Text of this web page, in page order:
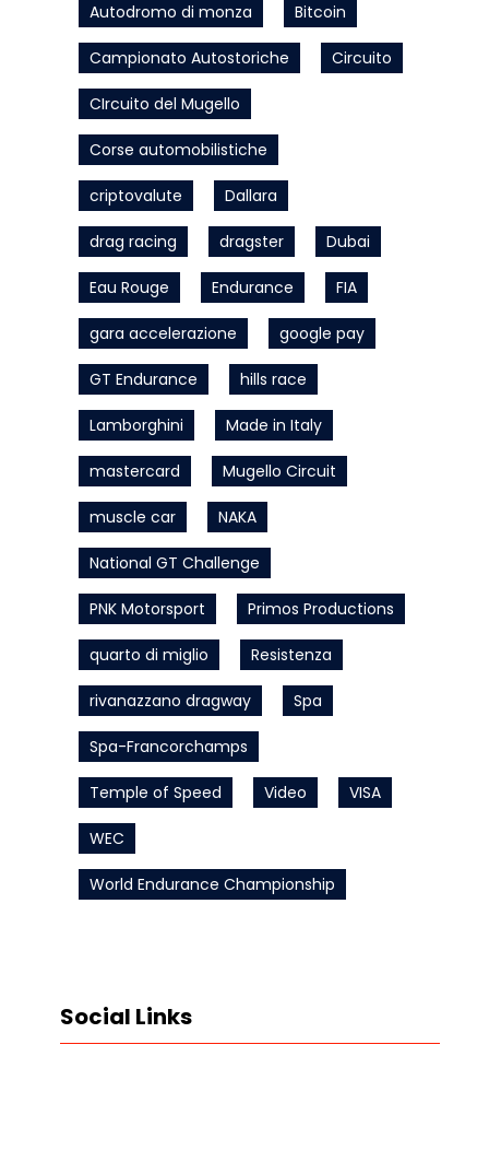
Autodromo di monza Bitcoin
Campionato Autostoriche Circuito
CIrcuito del Mugello
Corse automobilistiche
criptovalute Dallara
drag racing dragster Dubai
Eau Rouge Endurance FIA
gara accelerazione google pay
GT Endurance hills race
Lamborghini Made in Italy
mastercard Mugello Circuit
muscle car NAKA
National GT Challenge
PNK Motorsport Primos Productions
quarto di miglio Resistenza
rivanazzano dragway Spa
Spa-Francorchamps
Temple of Speed Video VISA
WEC
World Endurance Championship
Social Links